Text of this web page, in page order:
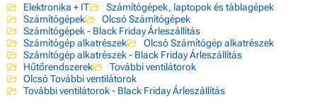
Elektronika + IT
Számítógépek, laptopok és táblagépek
Számítógépek
Olcsó Számítógépek
Számítógépek - Black Friday Árleszállítás
Számítógép alkatrészek
Olcsó Számítógép alkatrészek
Számítógép alkatrészek - Black Friday Árleszállítás
Hűtőrendszerek
További ventilátorok
Olcsó További ventilátorok
További ventilátorok - Black Friday Árleszállítás